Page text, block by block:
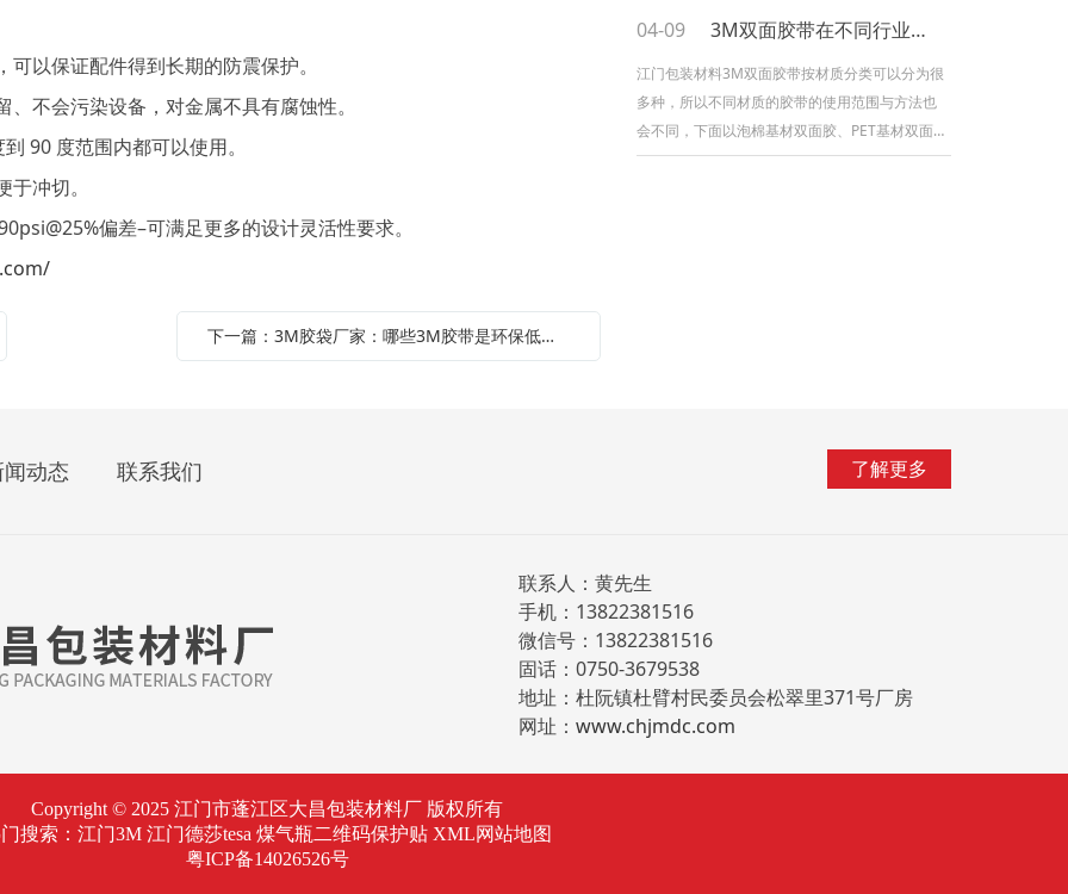
保证配件得到长期的防震保护。
会污染设备，对金属不具有腐蚀性。
度范围内都可以使用。
冲切。
偏差–可满足更多的设计灵活性要求。
下一篇：3M胶袋厂家：哪些3M胶带是环保低气味低VOC的？
散。3M胶能够承受的压力大,耐水性、耐化学性
能特强。3M胶带在粘贴时要求被粘贴的表面要平
滑，不能有锈迹或者水迹，因此需要对粘贴表面
进行必要的处理。1.粘贴表面有水迹的处理
04-09 3M双面胶带在不同行业的应用
江门包装材料3M双面胶带按材质分类可以分为很
多种，所以不同材质的胶带的使用范围与方法也
会不同，下面以泡棉基材双面胶、PET基材双面
胶、无基材双面胶、无纺布基材双面胶以及热熔
动态 联系我们 了解更多
联系人：黄先生
手机：13822381516
微信号：13822381516
固话：0750-3679538
地址：杜阮镇杜臂村民委员会松翠里371号厂房
网址：www.chjmdc.com
Copyright © 2025 江门市蓬江区大昌包装材料厂 版权所有
搜索： 江门3M 江门德莎tesa 煤气瓶二维码保护贴 XML网站地图
粤ICP备14026526号